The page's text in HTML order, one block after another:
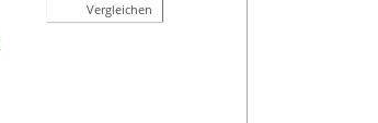
Vergleichen